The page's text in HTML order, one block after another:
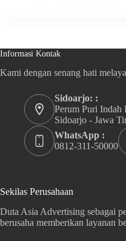
Informasi Kontak
Kami dengan senang hati
Sidoarjo: :
Perum Puri Indah
Sidoarjo - Jawa
WhatsApp :
0812-311-50000
Sekilas Perusahaan
Duta Asia Advertising sebagai
berusaha memberikan layanan